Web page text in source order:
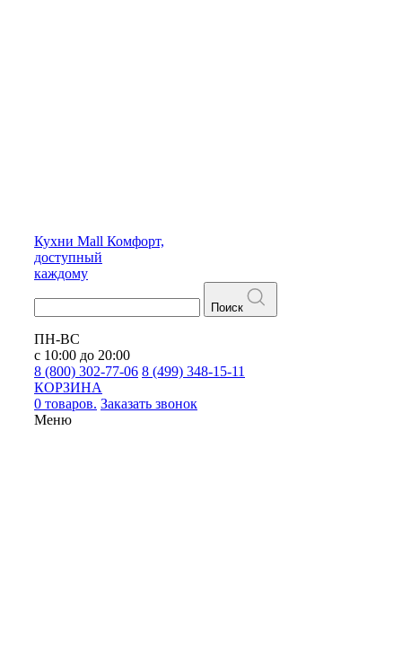
Кухни Mall Комфорт,
доступный
каждому
Поиск
ПН-ВС
с 10:00 до 20:00
8 (800) 302-77-06 8 (499) 348-15-11
КОРЗИНА
0 товаров. Заказать звонок
Меню